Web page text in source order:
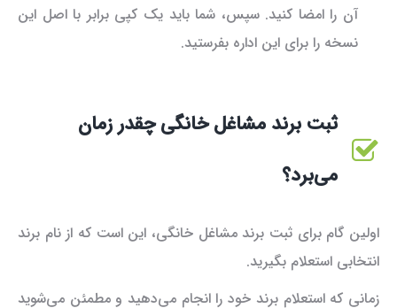
آن را امضا کنید. سپس، شما باید یک کپی برابر با اصل این
نسخه را برای این اداره بفرستید.
ثبت برند مشاغل خانگی چقدر زمان
می‌برد؟
اولین گام برای ثبت برند مشاغل خانگی، این است که از نام برند
انتخابی استعلام بگیرید.
زمانی که استعلام برند خود را انجام می‌دهید و مطمئن می‌شوید